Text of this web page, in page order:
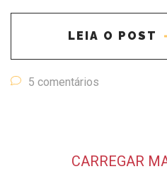
LEIA O POST
5 comentários
CARREGAR